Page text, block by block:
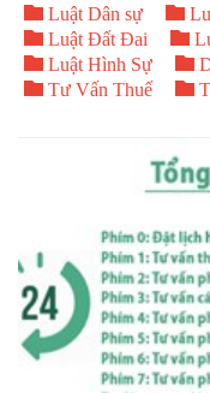
 Luật Dân sự 
 Luật Đất Đai 
 Luật Hình Sự 
 Tư Vấn Thuế 